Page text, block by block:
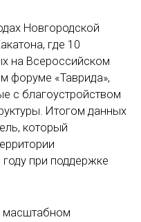
Новгородской
где 10
на Всероссийском
форуме «Таврида»,
с благоустройством
Итогом данных
который
при поддержке
масштабном